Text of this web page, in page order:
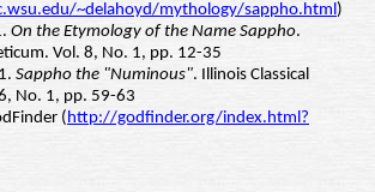
~delahoyd/mythology/sappho.html)
On the Etymology of the Name Sappho.
Vol. 8, No. 1, pp. 12-35
Sappho the "Numinous". Illinois Classical
No. 1, pp. 59-63
(http://godfinder.org/index.html?